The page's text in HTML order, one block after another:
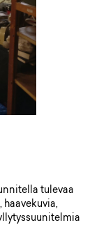
tulevaa
haavekuvia,